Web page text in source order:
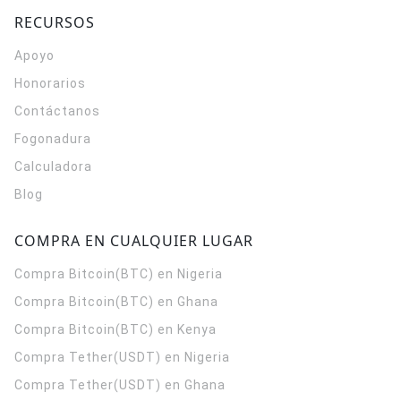
RECURSOS
Apoyo
Honorarios
Contáctanos
Fogonadura
Calculadora
Blog
COMPRA EN CUALQUIER LUGAR
Compra Bitcoin(BTC) en Nigeria
Compra Bitcoin(BTC) en Ghana
Compra Bitcoin(BTC) en Kenya
Compra Tether(USDT) en Nigeria
Compra Tether(USDT) en Ghana